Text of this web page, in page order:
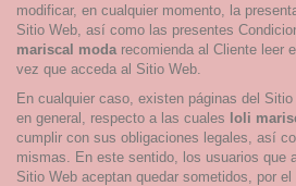
modificar, en cualquier momento, la
Sitio Web, así como las presentes
mariscal moda recomienda al Cliente leer
vez que acceda al Sitio Web.
En cualquier caso, existen páginas del
en general, respecto a las cuales loli
cumplir con sus obligaciones legales, así
mismas. En este sentido, los usuarios que
Sitio Web aceptan quedar sometidos, por